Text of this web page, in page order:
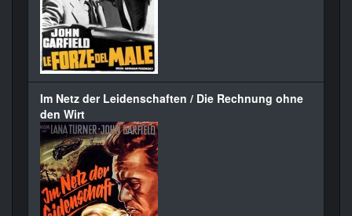
Im Netz der Leidenschaften / Die Rechnung ohne
den Wirt